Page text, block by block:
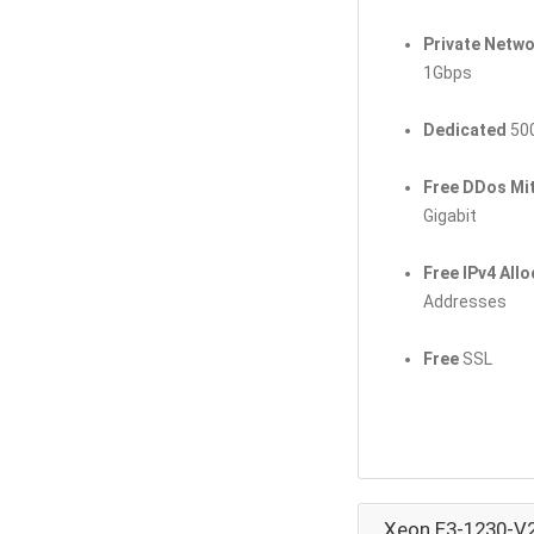
Private
1Gbps
Dedicated
Free DDos
Gigabit
Free IPv4
Addresses
Free SSL
Xeon E3-1230-